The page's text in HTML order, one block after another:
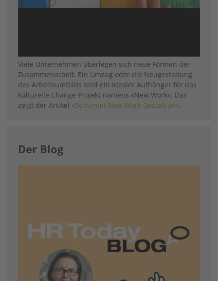
Viele Unternehmen überlegen sich neue Formen der
Zusammenarbeit. Ein Umzug oder die Neugestaltung
des Arbeitsumfelds sind ein idealer Aufhänger für das
kulturelle Change-Projekt namens «New Work». Das
zeigt der Artikel «So nimmt New Work Gestalt an».
Der Blog